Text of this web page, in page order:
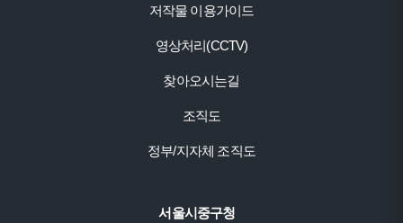
저작물 이용가이드
영상처리(CCTV)
찾아오시는길
조직도
정부/지자체 조직도
서울시중구청